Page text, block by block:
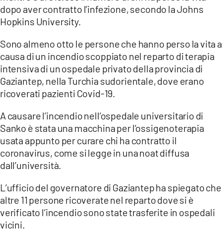
ANDROID
dopo aver contratto l’infezione, secondo la Johns
Hopkins University.
Sono almeno otto le persone che hanno perso la vita a
causa di un incendio scoppiato nel reparto di terapia
intensiva di un ospedale privato della provincia di
Gaziantep, nella Turchia sudorientale, dove erano
ricoverati pazienti Covid-19.
A causare l’incendio nell’ospedale universitario di
Sanko è stata una macchina per l’ossigenoterapia
usata appunto per curare chi ha contratto il
coronavirus, come si legge in una noat diffusa
dall’università.
L’ufficio del governatore di Gaziantep ha spiegato che
altre 11 persone ricoverate nel reparto dove si è
verificato l’incendio sono state trasferite in ospedali
vicini.